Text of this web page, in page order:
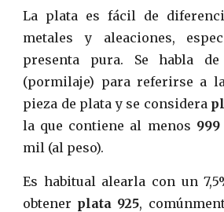
La plata es fácil de
metales y aleaciones,
presenta pura. Se habla
(pormilaje) para referirse a
pieza de plata y se considera
la que contiene al menos 999
mil (al peso).
Es habitual alearla con un
obtener plata 925,